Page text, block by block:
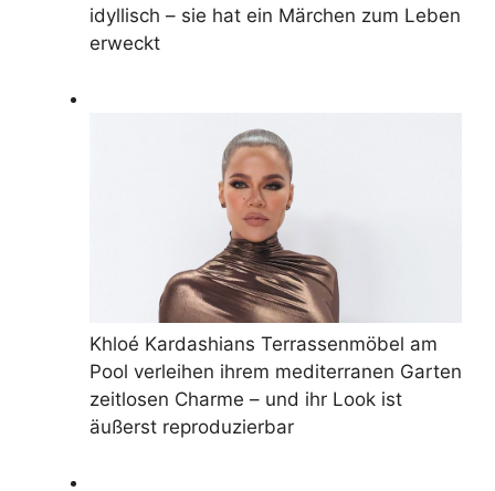
idyllisch – sie hat ein Märchen zum Leben
erweckt
Khloé Kardashians Terrassenmöbel am
Pool verleihen ihrem mediterranen Garten
zeitlosen Charme – und ihr Look ist
äußerst reproduzierbar